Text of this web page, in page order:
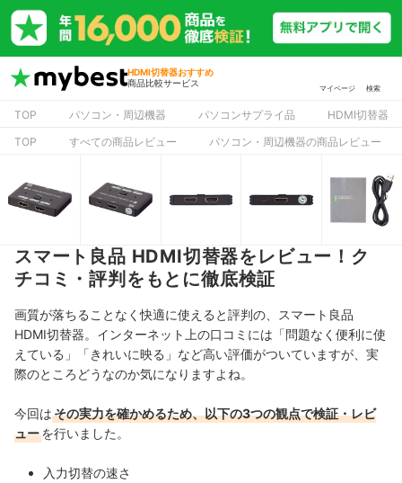
HDMI切替器おすすめ
商品比較サービス
マイページ 検索
TOP パソコン・周辺機器 パソコンサプライ品
HDMI切替器
TOP
すべての商品レビュー パソコン・周辺機器の商品レビュー
スマート良品 HDMI切替器をレビュー！ク
チコミ・評判をもとに徹底検証
画質が落ちることなく快適に使えると評判の、スマート良品
HDMI切替器。インターネット上の口コミには「問題なく便利に使
えている」「きれいに映る」など高い評価がついていますが、実
際のところどうなのか気になりますよね。
今回はその実力を確かめるため、以下の3つの観点で検証・レビ
ューを行いました。
入力切替の速さ